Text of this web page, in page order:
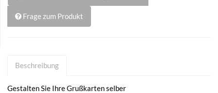
Frage zum Produkt
Beschreibung
Gestalten Sie Ihre Grußkarten selber